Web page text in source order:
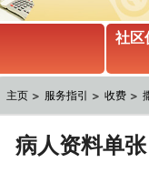
社区
主页 服务指引 收费